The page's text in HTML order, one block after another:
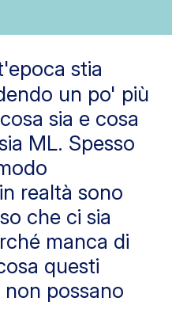
stia
un po' più
sia e cosa
ML. Spesso
realtà sono
che ci sia
manca di
questi
possano